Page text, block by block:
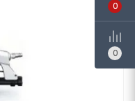
0
0